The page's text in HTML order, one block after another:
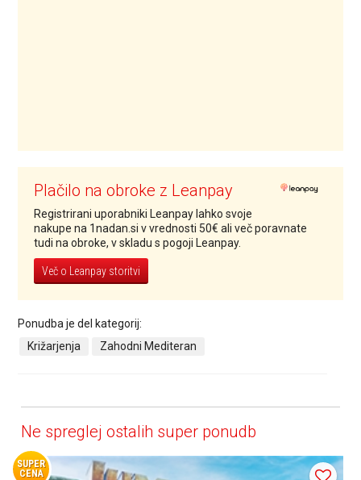
Plačilo na obroke z Leanpay
Registrirani uporabniki Leanpay lahko svoje
nakupe na 1nadan.si v vrednosti 50€ ali več poravnate
tudi na obroke, v skladu s pogoji Leanpay.
Več o Leanpay storitvi
Ponudba je del kategorij:
Križarjenja
Zahodni Mediteran
Ne spreglej ostalih super ponudb
SUPER
CENA